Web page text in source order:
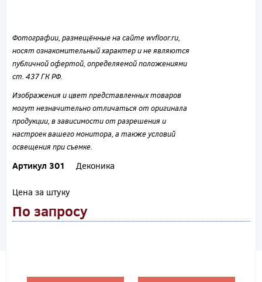
Фотографии, размещённые на сайте wvfloor.ru,
носят ознакомительный характер и не являются
публичной офертой, определяемой положениями
ст. 437 ГК РФ.
Изображения и цвет представленных товаров
могут незначительно отличаться от оригинала
продукции, в зависимости от разрешения и
настроек вашего монитора, а также условий
освещения при съемке.
Артикул 301 Деконика
Цена за штуку
По запросу